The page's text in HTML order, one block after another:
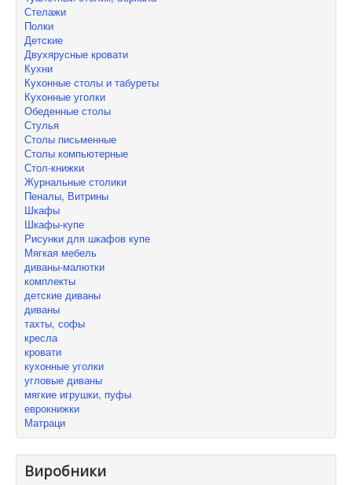
Стелажи
Полки
Детские
Двухярусные кровати
Кухни
Кухонные столы и табуреты
Кухонные уголки
Обеденные столы
Стулья
Столы письменные
Столы компьютерные
Стол-книжки
Журнальные столики
Пеналы, Витрины
Шкафы
Шкафы-купе
Рисунки для шкафов купе
Мягкая мебель
диваны-малютки
комплекты
детские диваны
диваны
тахты, софы
кресла
кровати
кухонные уголки
угловые диваны
мягкие игрушки, пуфы
еврокнижки
Матраци
Виробники